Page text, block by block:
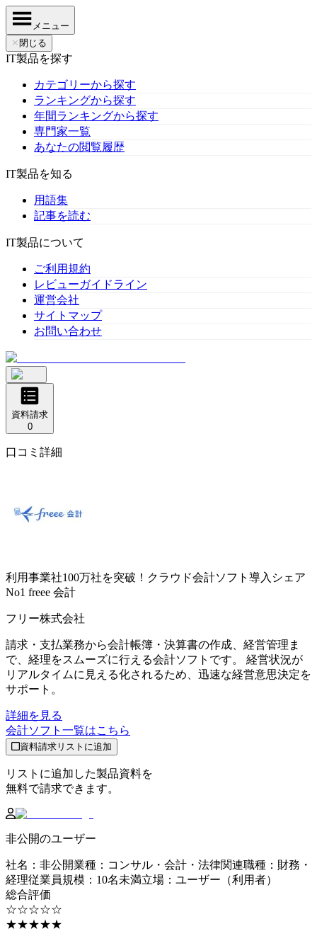
メニュー
✕ 閉じる
IT製品を探す
カテゴリーから探す
ランキングから探す
年間ランキングから探す
専門家一覧
あなたの閲覧履歴
IT製品を知る
用語集
記事を読む
IT製品について
ご利用規約
レビューガイドライン
運営会社
サイトマップ
お問い合わせ
資料請求
0
口コミ詳細
利用事業社100万社を突破！クラウド会計ソフト導入シェア
No1 freee 会計
フリー株式会社
請求・支払業務から会計帳簿・決算書の作成、経営管理ま
で、経理をスムーズに行える会計ソフトです。 経営状況が
リアルタイムに見える化されるため、迅速な経営意思決定を
サポート。
詳細を見る
会計ソフト 一覧はこちら
資料請求リストに追加
リストに追加した製品資料を
無料で請求できます。
非公開のユーザー
社名 ： 非公開業種 ： コンサル・会計・法律関連職種 ： 財務・
経理従業員規模 ： 10名未満立場 ： ユーザー（利用者）
総合評価
☆☆☆☆☆
★★★★★